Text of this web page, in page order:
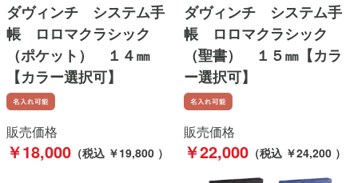
ダヴィンチ システム手
帳 ロロマクラシック
（ポケット） １４㎜
【カラー選択可】
販売価格
￥18,000 （税込 ￥19,800 ）
ダヴィンチ システム手
帳 ロロマクラシック
（聖書） １５㎜【カラ
ー選択可】
販売価格
￥22,000 （税込 ￥24,200 ）